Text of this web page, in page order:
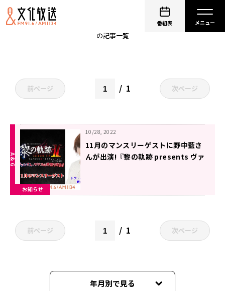
番組表
の記事一覧
前ページ 1 次ページ
お知らせ
10/28, 2022
11月のマンスリーゲストに野中藍さ
んが出演!『黎の軌跡 presents ヴァ
前ページ 1 次ページ
年月別で見る